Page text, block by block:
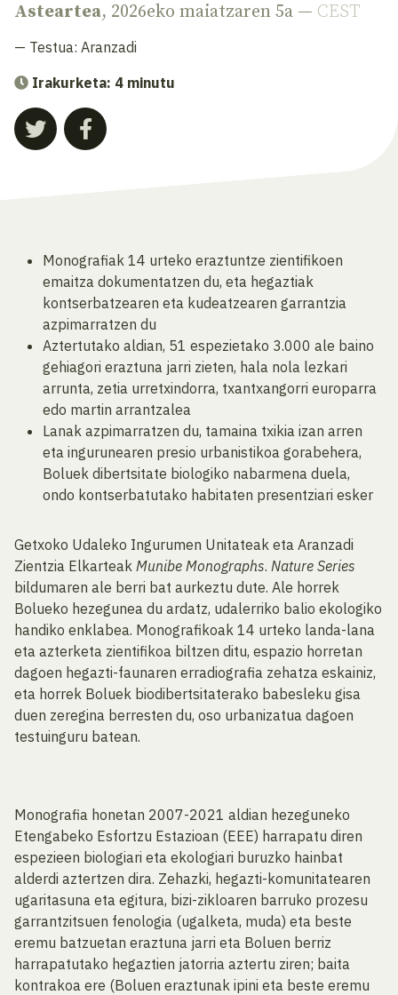
Asteartea, 2026eko maiatzaren 5a — CEST
— Testua: Aranzadi
Irakurketa: 4 minutu
Monografiak 14 urteko eraztuntze zientifikoen
emaitza dokumentatzen du, eta hegaztiak
kontserbatzearen eta kudeatzearen garrantzia
azpimarratzen du
Aztertutako aldian, 51 espezietako 3.000 ale baino
gehiagori eraztuna jarri zieten, hala nola lezkari
arrunta, zetia urretxindorra, txantxangorri europarra
edo martin arrantzalea
Lanak azpimarratzen du, tamaina txikia izan arren
eta ingurunearen presio urbanistikoa gorabehera,
Boluek dibertsitate biologiko nabarmena duela,
ondo kontserbatutako habitaten presentziari esker
Getxoko Udaleko Ingurumen Unitateak eta Aranzadi
Zientzia Elkarteak Munibe Monographs. Nature Series
bildumaren ale berri bat aurkeztu dute. Ale horrek
Bolueko hezegunea du ardatz, udalerriko balio ekologiko
handiko enklabea. Monografikoak 14 urteko landa-lana
eta azterketa zientifikoa biltzen ditu, espazio horretan
dagoen hegazti-faunaren erradiografia zehatza eskainiz,
eta horrek Boluek biodibertsitaterako babesleku gisa
duen zeregina berresten du, oso urbanizatua dagoen
testuinguru batean.
Monografia honetan 2007-2021 aldian hezeguneko
Etengabeko Esfortzu Estazioan (EEE) harrapatu diren
espezieen biologiari eta ekologiari buruzko hainbat
alderdi aztertzen dira. Zehazki, hegazti-komunitatearen
ugaritasuna eta egitura, bizi-zikloaren barruko prozesu
garrantzitsuen fenologia (ugalketa, muda) eta beste
eremu batzuetan eraztuna jarri eta Boluen berriz
harrapatutako hegaztien jatorria aztertu ziren; baita
kontrakoa ere (Boluen eraztunak ipini eta beste eremu